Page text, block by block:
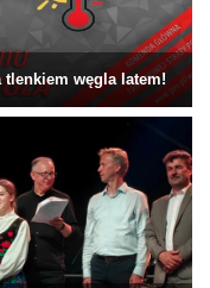
tlenkiem węgla latem!